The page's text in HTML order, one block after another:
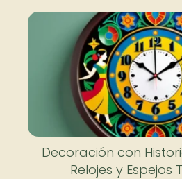
Decoración con
Relojes y Espejos